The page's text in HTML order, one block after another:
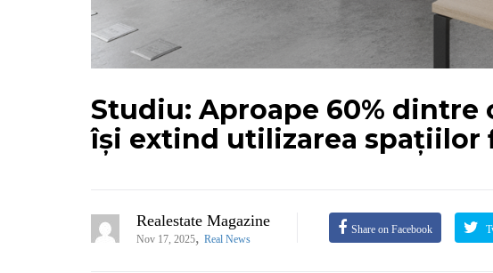
Studiu: Aproape 60%
își extind utilizarea spațiilor
Realestate Magazine
Nov 17, 2025, Real News
Share on Facebook